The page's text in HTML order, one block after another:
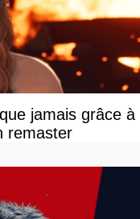
jamais grâce à
remaster